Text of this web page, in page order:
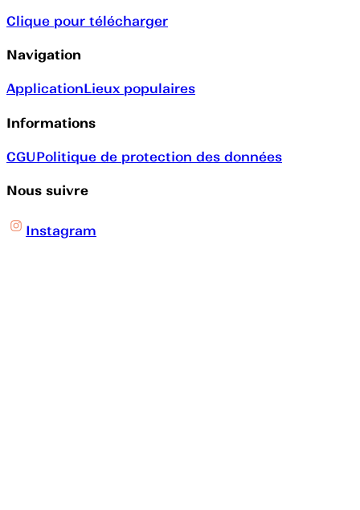
Clique pour télécharger
Navigation
ApplicationLieux populaires
Informations
CGUPolitique de protection des données
Nous suivre
Instagram